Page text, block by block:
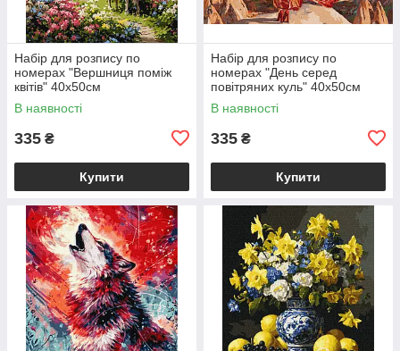
Набір для розпису по
номерах "Вершниця поміж
квітів" 40х50см
В наявності
335 ₴
Купити
Набір для розпису по
номерах "День серед
повітряних куль" 40х50см
В наявності
335 ₴
Купити